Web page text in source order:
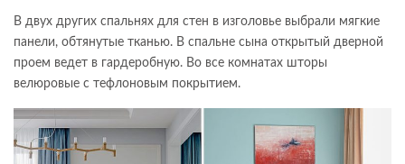
В двух других спальнях для стен в изголовье выбрали мягкие
панели, обтянутые тканью. В спальне сына открытый дверной
проем ведет в гардеробную. Во все комнатах шторы
велюровые с тефлоновым покрытием.